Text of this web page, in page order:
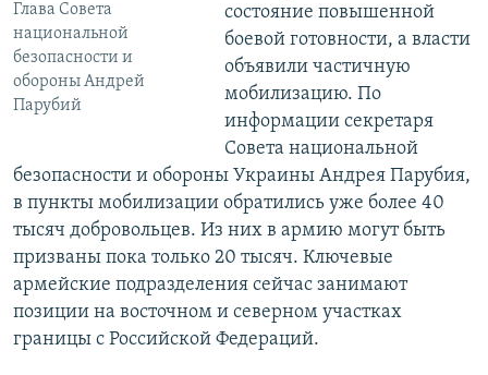
Глава Совета
национальной
безопасности и
обороны Андрей
Парубий
состояние повышенной
боевой готовности, а власти
объявили частичную
мобилизацию. По
информации секретаря
Совета национальной
безопасности и обороны Украины Андрея Парубия,
в пункты мобилизации обратились уже более 40
тысяч добровольцев. Из них в армию могут быть
призваны пока только 20 тысяч. Ключевые
армейские подразделения сейчас занимают
позиции на восточном и северном участках
границы с Российской Федераций.